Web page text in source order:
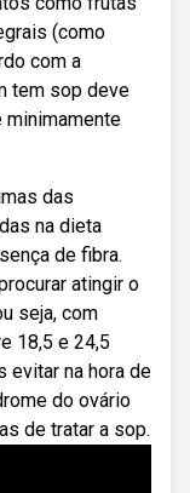
(como
com a
tem sop deve
minimamente
das
na dieta
de fibra.
atingir o
seja, com
18,5 e 24,5
evitar na hora de
do ovário
de tratar a sop.